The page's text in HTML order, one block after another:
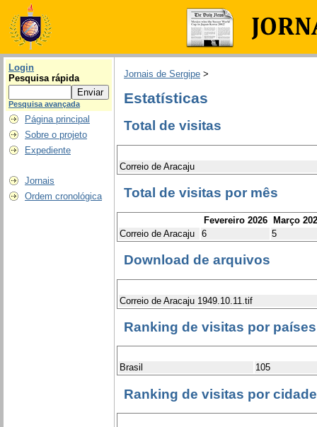
Login
Pesquisa rápida
Pesquisa avançada
Página principal
Sobre o projeto
Expediente
Jornais
Ordem cronológica
Jornais de Sergipe >
Estatísticas
Total de visitas
Correio de Aracaju
Total de visitas por mês
Fevereiro 2026 Março
Correio de Aracaju
6 5
Download de arquivos
Correio de Aracaju 1949.10.11.tif
Ranking de visitas por países
Brasil 105
Ranking de visitas por